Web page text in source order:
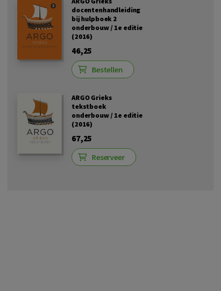
docentenhandleiding
bij hulpboek 2
onderbouw / 1e editie
(2016)
46,25
Bestellen
ARGO Grieks
tekstboek
onderbouw / 1e editie
(2016)
67,25
Reserveer